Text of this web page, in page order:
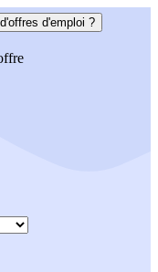
d'emploi ?